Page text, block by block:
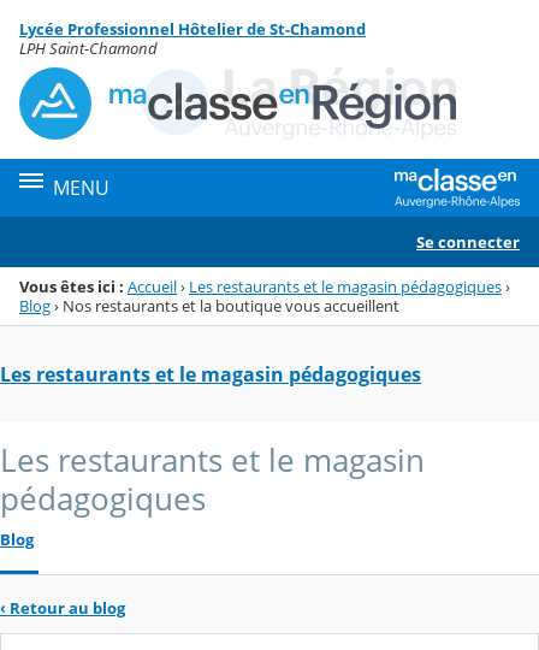
Menu de la rubrique
Contenu
Lycée Professionnel Hôtelier de St-Chamond
LPH Saint-Chamond
MENU
Se connecter
Vous êtes ici : Accueil› Les restaurants et le magasin pédagogiques›
Blog› Nos restaurants et la boutique vous accueillent
Les restaurants et le magasin pédagogiques
Les restaurants et le magasin
pédagogiques
Blog
‹ Retour au blog